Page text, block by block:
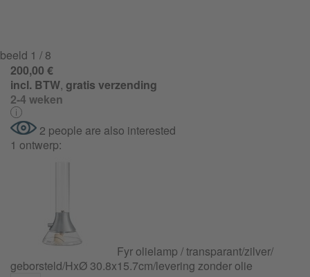
beeld 1 / 8
200,00 €
incl. BTW, gratis verzending
2-4 weken
2 people are also interested
1 ontwerp:
Fyr olielamp / transparant/zilver/
geborsteld/HxØ 30.8x15.7cm/levering zonder olie